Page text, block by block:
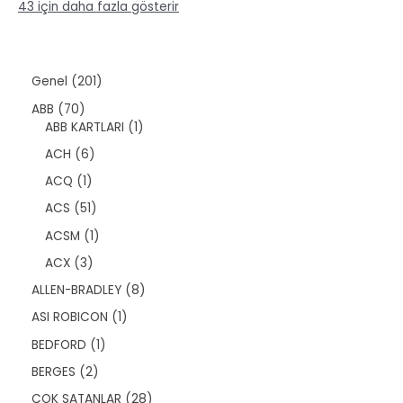
n
r
43 için daha fazla gösterir
Genel 2012
ü
ABB 707
0
ü
r
ü
n
ABB KARTLARI 11
ACH 66
ü
r
ü
n
ACQ 11
ü
r
ü
n
ACS 515
ü
r
n
ACSM 11
ü
ACX 33
r
ü
n
ALLEN-BRADLEY 88
ASI ROBICON 11
BEDFORD 11
ü
BERGES 22
ÇOK SATANLAR 282